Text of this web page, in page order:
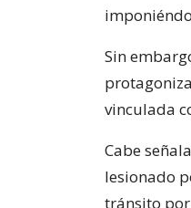
Sin
vinculada
Cabe
lesionado
tránsito